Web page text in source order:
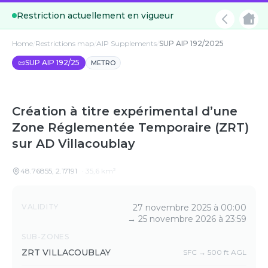
Restriction actuellement en vigueur
Home Restrictions map AIP Supplements SUP AIP 192/2025
📜SUP AIP 192/25 METRO
Création à titre expérimental d’une
Zone Réglementée Temporaire (ZRT)
sur AD Villacoublay
48.76855, 2.17191 35,6 km²
Details
VALIDITY
27 novembre 2025 à 00:00
→ 25 novembre 2026 à 23:59
SUB-ZONES
ZRT VILLACOUBLAY SFC → 500 ft AGL